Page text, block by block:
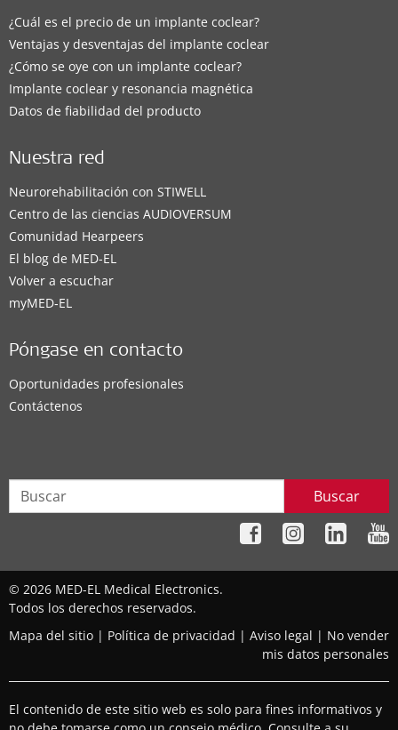
¿Cuál es el precio de un implante coclear?
Ventajas y desventajas del implante coclear
¿Cómo se oye con un implante coclear?
Implante coclear y resonancia magnética
Datos de fiabilidad del producto
Nuestra red
Neurorehabilitación con STIWELL
Centro de las ciencias AUDIOVERSUM
Comunidad Hearpeers
El blog de MED-EL
Volver a escuchar
myMED‑EL
Póngase en contacto
Oportunidades profesionales
Contáctenos
Buscar
© 2026 MED-EL Medical Electronics.
Todos los derechos reservados.
Mapa del sitio | Política de privacidad | Aviso legal | No vender
mis datos personales
El contenido de este sitio web es solo para fines informativos y